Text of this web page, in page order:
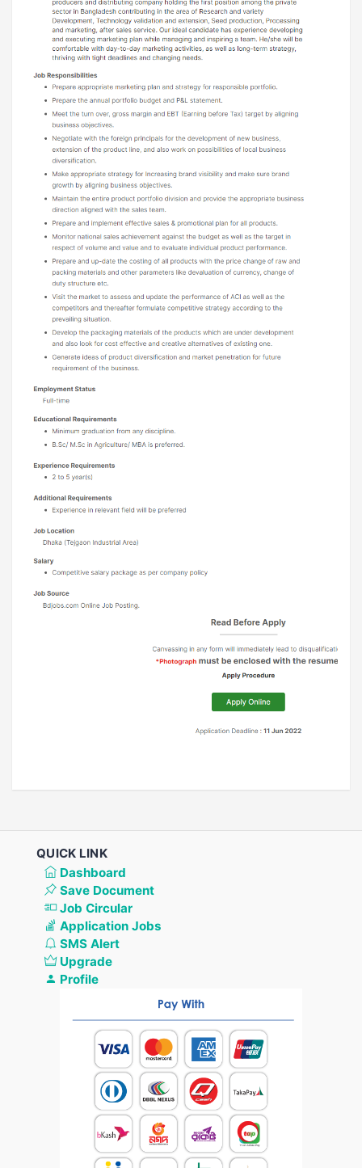
QUICK LINK
Dashboard
Save Document
Job Circular
Application Jobs
SMS Alert
Upgrade
Profile